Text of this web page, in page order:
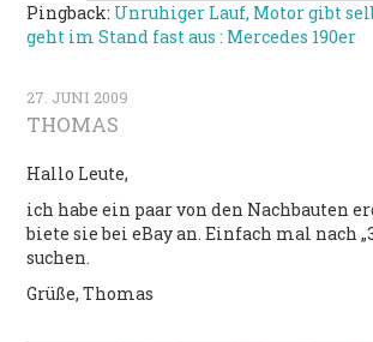
Pingback: Unruhiger Lauf, Motor gibt
geht im Stand fast aus : Mercedes 190er
27. JUNI 2009
THOMAS
Hallo Leute,
ich habe ein paar von den Nachbauten
biete sie bei eBay an. Einfach mal nach
suchen.
Grüße, Thomas